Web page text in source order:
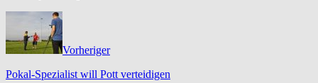
Vorheriger
Pokal-Spezialist will Pott verteidigen